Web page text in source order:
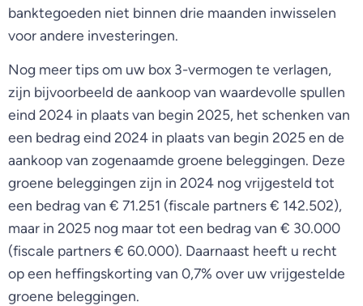
banktegoeden niet binnen drie maanden inwisselen
voor andere investeringen.
Nog meer tips om uw box 3-vermogen te verlagen,
zijn bijvoorbeeld de aankoop van waardevolle spullen
eind 2024 in plaats van begin 2025, het schenken van
een bedrag eind 2024 in plaats van begin 2025 en de
aankoop van zogenaamde groene beleggingen. Deze
groene beleggingen zijn in 2024 nog vrijgesteld tot
een bedrag van € 71.251 (fiscale partners € 142.502),
maar in 2025 nog maar tot een bedrag van € 30.000
(fiscale partners € 60.000). Daarnaast heeft u recht
op een heffingskorting van 0,7% over uw vrijgestelde
groene beleggingen.